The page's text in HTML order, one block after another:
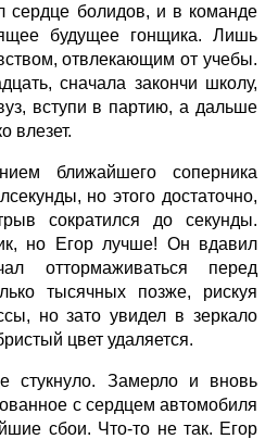
сердце болидов, и в команде
будущее гонщика. Лишь
отвлекающим от учебы.
сначала закончи школу,
вступи в партию, а дальше
влезет.
ближайшего соперника
но этого достаточно,
сократился до секунды.
но Егор лучше! Он вдавил
оттормаживаться перед
тысячных позже, рискуя
но зато увидел в зеркало
цвет удаляется.
стукнуло. Замерло и вновь
с сердцем автомобиля
сбои. Что-то не так. Егор